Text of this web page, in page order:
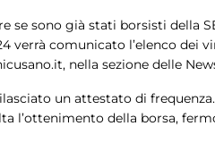
se sono già stati borsisti della
verrà comunicato l’elenco
nella sezione delle
un attestato di
l’ottenimento della borsa,